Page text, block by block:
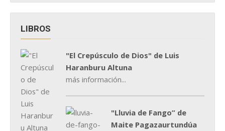
LIBROS
"El Crepúsculo de Dios" de Luis
Haranburu Altuna
más información...
"Lluvia de Fango” de
Maite Pagazaurtundúa